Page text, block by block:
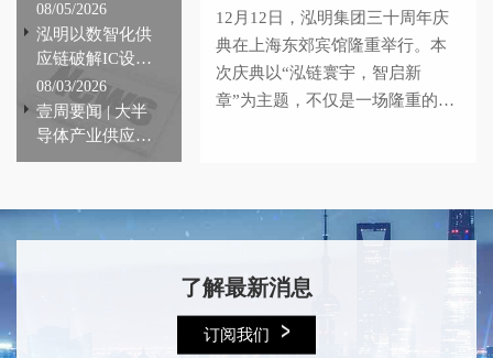
08/05/2026
泓明以数智化供
应链破解IC设计
行业痛点，全链
路提效赋能产业
自主可控
08/03/2026
壹周要闻 | 大半
导体产业供应链
动态#223期
12月12日，泓明集团三十周年庆
典在上海东郊宾馆隆重举行。本
次庆典以“泓链寰宇，智启新
章”为主题，不仅是一场隆重的纪
与宝贵支持，凝结着每一位泓明
人的拼搏与汗水，也离不开众多
建设的持续滋养。
了解最新消息
订阅我们